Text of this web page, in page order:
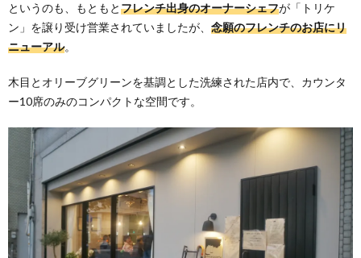
というのも、もともとフレンチ出身のオーナーシェフが「トリケ
ン」を譲り受け営業されていましたが、 念願のフレンチのお店にリ
ニューアル。
木目とオリーブグリーンを基調とした洗練された店内で、カウンタ
ー10席のみのコンパクトな空間です。